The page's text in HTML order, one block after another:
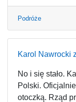
Podróże
Karol Nawrocki
No i się stało.
Polski.
otoczką. Rząd